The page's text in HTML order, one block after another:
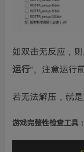
如双击无反应，则
运行”。注意运行
若无法解压，就是
游戏完整性检查工